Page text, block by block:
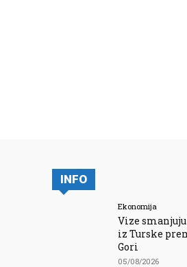
INFO
Ekonomija
Vize
iz Turske
Gori
05/08/2026